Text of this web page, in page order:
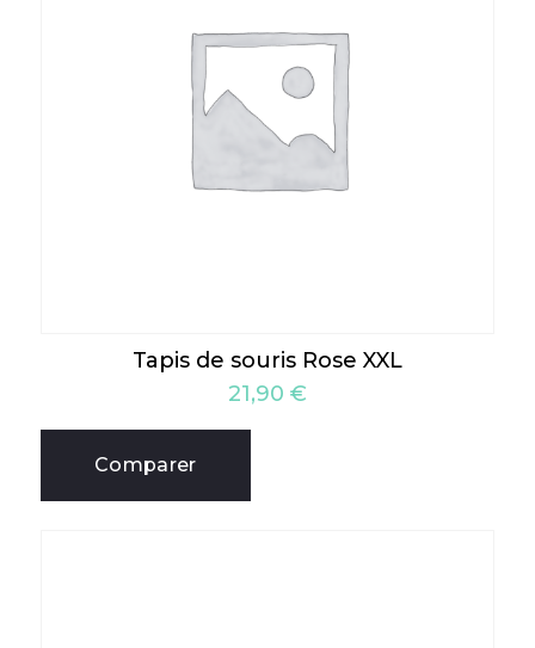
Tapis de souris Rose XXL
21,90 €
Comparer